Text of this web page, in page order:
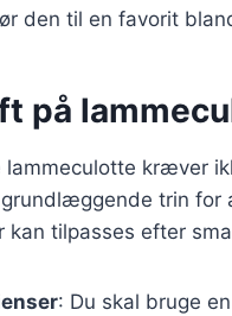
den til en favorit
på
lammeculotte kræver
trin for
kan tilpasses efter
: Du skal bruge